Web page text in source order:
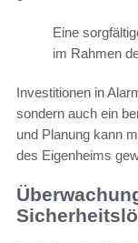
Eine
im Rahmen
Investitionen in
sondern auch ein
und Planung kann
des Eigenheims